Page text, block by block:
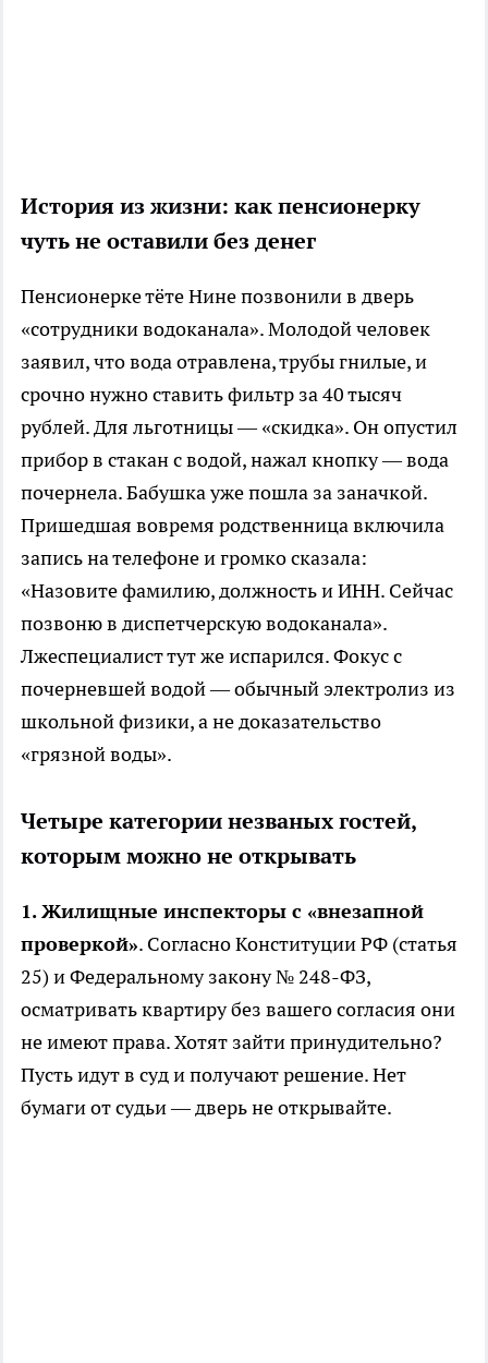
История из жизни: как пенсионерку
чуть не оставили без денег
Пенсионерке тёте Нине позвонили в дверь
«сотрудники водоканала». Молодой человек
заявил, что вода отравлена, трубы гнилые, и
срочно нужно ставить фильтр за 40 тысяч
рублей. Для льготницы — «скидка». Он опустил
прибор в стакан с водой, нажал кнопку — вода
почернела. Бабушка уже пошла за заначкой.
Пришедшая вовремя родственница включила
запись на телефоне и громко сказала:
«Назовите фамилию, должность и ИНН. Сейчас
позвоню в диспетчерскую водоканала».
Лжеспециалист тут же испарился. Фокус с
почерневшей водой — обычный электролиз из
школьной физики, а не доказательство
«грязной воды».
Четыре категории незваных гостей,
которым можно не открывать
1. Жилищные инспекторы с «внезапной
проверкой». Согласно Конституции РФ (статья
25) и Федеральному закону № 248-ФЗ,
осматривать квартиру без вашего согласия они
не имеют права. Хотят зайти принудительно?
Пусть идут в суд и получают решение. Нет
бумаги от судьи — дверь не открывайте.